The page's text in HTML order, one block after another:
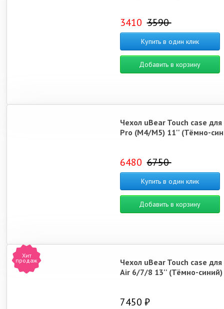
3410 3590
Купить в один клик
Добавить в корзину
Чехол uBear Touch case
Pro (M4/M5) 11'' (Тёмно-
6480 6750
Купить в один клик
Добавить в корзину
Хит
продаж
Чехол uBear Touch case
Air 6/7/8 13'' (Тёмно-синий)
7450 ₽